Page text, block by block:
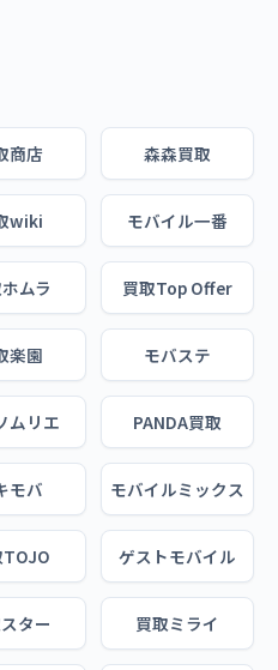
商店 森森買取
wiki モバイル一番
ムラ 買取Top Offer
楽園 モバステ
ムリエ PANDA買取
モバ モバイルミックス
TOJO ゲストモバイル
ター 買取ミライ